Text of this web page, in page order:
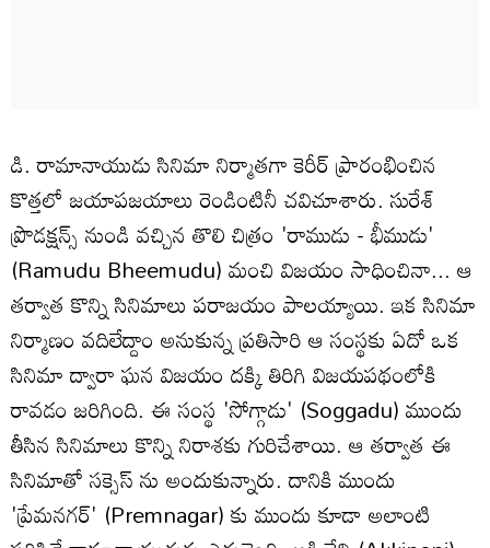
డి. రామానాయుడు సినిమా నిర్మాతగా కెరీర్ ప్రారంభించిన
కొత్తలో జయాపజయాలు రెండింటినీ చవిచూశారు. సురేశ్‌
ప్రొడక్షన్స్ నుండి వచ్చిన తొలి చిత్రం 'రాముడు - భీముడు'
(Ramudu Bheemudu) మంచి విజయం సాధించినా... ఆ
తర్వాత కొన్ని సినిమాలు పరాజయం పాలయ్యాయి. ఇక సినిమా
నిర్మాణం వదిలేద్దాం అనుకున్న ప్రతిసారి ఆ సంస్థకు ఏదో ఒక
సినిమా ద్వారా ఘన విజయం దక్కి తిరిగి విజయపథంలోకి
రావడం జరిగింది. ఈ సంస్థ 'సోగ్గాడు' (Soggadu) ముందు
తీసిన సినిమాలు కొన్ని నిరాశకు గురిచేశాయి. ఆ తర్వాత ఈ
సినిమాతో సక్సెస్ ను అందుకున్నారు. దానికి ముందు
'ప్రేమనగర్' (Premnagar) కు ముందు కూడా అలాంటి